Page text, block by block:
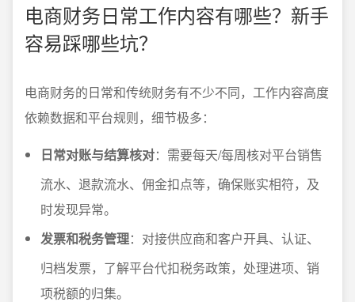
电商财务日常工作内容有哪些？新手
容易踩哪些坑？
电商财务的日常和传统财务有不少不同，工作内容高度
依赖数据和平台规则，细节极多：
日常对账与结算核对：需要每天/每周核对平台销售
流水、退款流水、佣金扣点等，确保账实相符，及
时发现异常。
发票和税务管理：对接供应商和客户开具、认证、
归档发票，了解平台代扣税务政策，处理进项、销
项税额的归集。